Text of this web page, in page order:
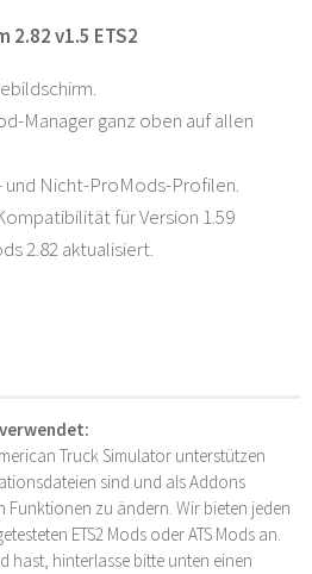
v1.5 ETS2
Manager ganz oben auf allen
Nicht-ProMods-Profilen.
für Version 1.59
2.82 aktualisiert.
Truck Simulator unterstützen
sind und als Addons
Funktionen zu ändern. Wir bieten jeden
ETS2 Mods oder ATS Mods an.
hast, hinterlasse bitte unten einen